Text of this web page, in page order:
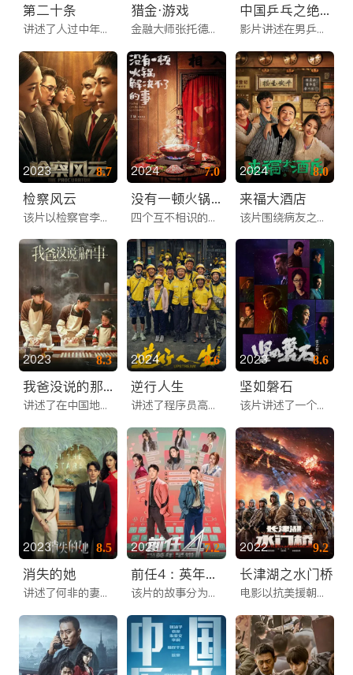
第二十条
讲述了人过中年的检察官韩明早已没了往日的锋芒，尽快从挂职转正是他最为关心的问题，在此期间，康村王永强为保护哑巴妻子捅伤村霸刘文经的案件甚嚣尘上，刘的家人纠集村匪恶霸上访闹事，要求判处王死刑。韩明的初恋女友——女检察官吕玲玲顶住各方压力，执意要找到关系案件走向的重要证据。另一方面，韩明的儿子韩雨辰为制止校园霸凌将学校张主任的儿子打伤，关于是否应该道歉，双方展开了拉锯战。
猎金·游戏
金融大师张托德堪称业界最强“预言家”，经他“点拨”的投资者全都赚了大钱！刚毕业的金融高材生高寒阴错阳差与张托德成为师徒，高端客户、亿万大单随之涌现。随着张托德的旧识安娜突然出现，股市狂潮再起，暴涨暴跌的背后是投资机遇还是资本游戏？深陷其中的股民是一夜暴富还是沦为“韭菜”？当金融市场被利用变成“赌场”，股市涨跌皆骗局，游戏规则该由谁来定？
中国乒乓之绝地反击
影片讲述在男乒被“欧洲列强”碾压的90年代初，留洋教练戴敏佳请缨回国，带领新兵老将在天津向“列强”发起反击，拯救男乒的故事。男乒的寂寞无敌，在那传奇一夜奏响序曲。
2023 8.7
检察风云
该片以检察官李睿审查起诉一起故意杀人案展开，主要讲述了他在被告人辩护律师童雨辰步步紧逼下，发现查出的真相却越发扑朔迷离的故事。
2024 7.0
没有一顿火锅解决不了的事
四个互不相识的人在戏院后台库房分赃，竟意外牵扯进一桩命案，一顿热辣滚烫的火锅翻滚着层出不穷的悬疑，贪婪和欺瞒引发连环逆转。最终，四人特殊身份渐渐浮出水面，神秘的真相也呼之欲出。
2024 8.0
来福大酒店
该片围绕病友之家的主题展开，讲述了一群陌生的人们因各种原因相聚在来福大酒店这栋小小的建筑里，在相互帮助中得到温暖和慰藉的感人故事。
2023 8.3
我爸没说的那件事
讲述了在中国地方小镇一户世世代代以传统工艺传家的的百年世家，由于秘方传承而引发的父与子之间不可言说的家族故事。
2024 8.6
逆行人生
讲述了程序员高志垒在经历工作裁员及生活的双重变故后，不得不转行做外卖员，并在送外卖的过程中重新定义人生方向的故事。
2023 8.6
坚如磐石
该片讲述了一个供职于市局刑事鉴定中心普通的青年警察苏见明，为了保卫人民群众的安全，开始了一趟惊心动魄的侦查之旅的故事。
2023 8.5
消失的她
讲述了何非的妻子李木子在结婚周年旅行中离奇消失，失踪多天后一个陌生女人突然闯入，并坚称是何非妻子，从而牵扯出一个惊天大案的故事。
2023 7.2
前任4：英年早婚
该片的故事分为两条主线，讲述了孟云和林佳在分手后各自寻求真爱；余飞与女友丁点则尝试自创结婚冷静期以验证他们是否适合结婚的经历。
2022 9.2
长津湖之水门桥
电影以抗美援朝战争第二次战役中的长津湖战役为背景，讲述了在结束了新兴里和下碣隅里的战斗之后，七连战士们又接到了更艰巨的任务……